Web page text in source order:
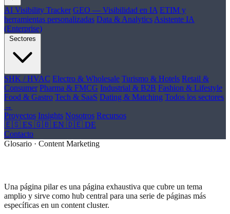
AI Visibility Tracker GEO — Visibilidad en IA ETIM y
herramientas personalizadas Data & Analytics Asistente IA
(Enterprise)
Sectores
SHK / HVAC Electro & Wholesale Turismo & Hotels Retail &
Consumer Pharma & FMCG Industrial & B2B Fashion & Lifestyle
Food & Gastro Tech & SaaS Dating & Matching Todos los sectores
→
Proyectos Insights Nosotros Recursos
🇪🇸 ES 🇬🇧 EN 🇩🇪 DE
Contacto
Glosario · Content Marketing
Una página pilar es una página exhaustiva que cubre un tema
amplio y sirve como hub central para una serie de páginas más
específicas en un content cluster.